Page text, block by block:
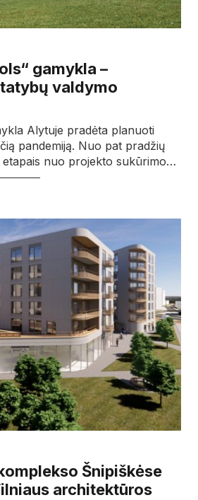
gamykla –
valdymo
Alytuje pradėta planuoti
pandemiją. Nuo pat pradžių
etapais nuo projekto sukūrimo…
Šnipiškėse
architektūros